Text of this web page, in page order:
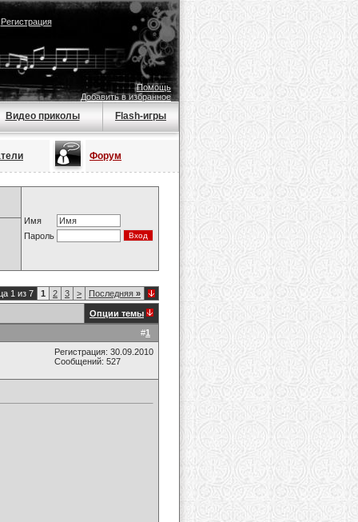
Регистрация
Помощь
Добавить в избранное
Видео приколы Flash-игры
Форум
Имя
Пароль
1 из 7 1 2 3 > Последняя »
Опции темы
#1
Регистрация: 30.09.2010
Сообщений: 527